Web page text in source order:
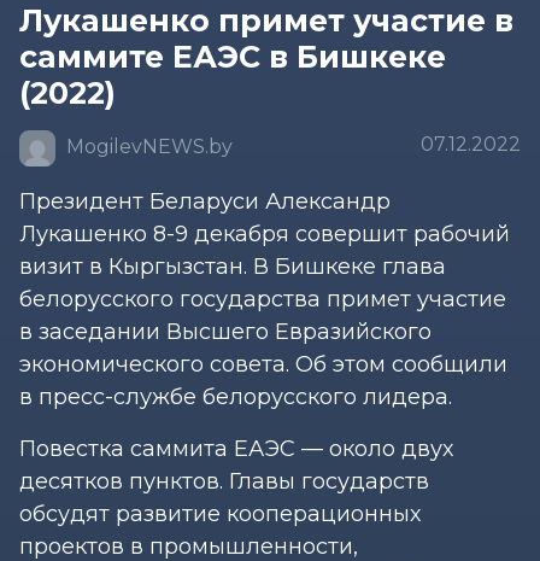
Лукашенко примет участие в
саммите ЕАЭС в Бишкеке
(2022)
MogilevNEWS.by 07.12.2022
Президент Беларуси Александр
Лукашенко 8-9 декабря совершит рабочий
визит в Кыргызстан. В Бишкеке глава
белорусского государства примет участие
в заседании Высшего Евразийского
экономического совета. Об этом сообщили
в пресс-службе белорусского лидера.
Повестка саммита ЕАЭС — около двух
десятков пунктов. Главы государств
обсудят развитие кооперационных
проектов в промышленности,